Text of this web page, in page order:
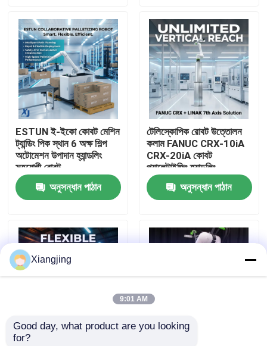
পণ্য
ভিডিও
আমাদের সম্পর্কে
কারখানা ভ্রমণ
মান নিয়ন্ত্রণ
আমাদের সাথে যোগাযোগ
ব্লগ
শিল্প রোবট হাত
ESTUN ই-ইকো কোবট মেশিন
ট্যান্ডিং পিক স্থান 6 অক্ষ শিল্প
অটোমেশন উপাদান হ্যান্ডলিং
সহযোগী রোবট
অনুসন্ধান পাঠান
টেলিস্কোপিক রোবট উত্তোলন
কলাম FANUC CRX-10iA
CRX-20iA কোবট
প্যালেটাইজিং হ্যান্ডলিং
সহযোগিতামূলক রোবট
অনুসন্ধান পাঠান
লিনাক এলিভেট লিফটিং কলাম
Xiangjing
9:01 AM
Good day, what product are you looking
for?